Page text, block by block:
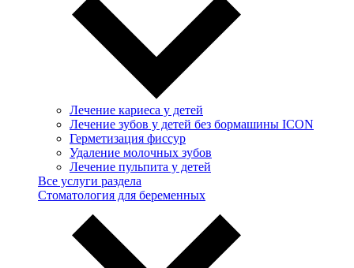
Лечение кариеса у детей
Лечение зубов у детей без бормашины ICON
Герметизация фиссур
Удаление молочных зубов
Лечение пульпита у детей
Все услуги раздела
Стоматология для беременных